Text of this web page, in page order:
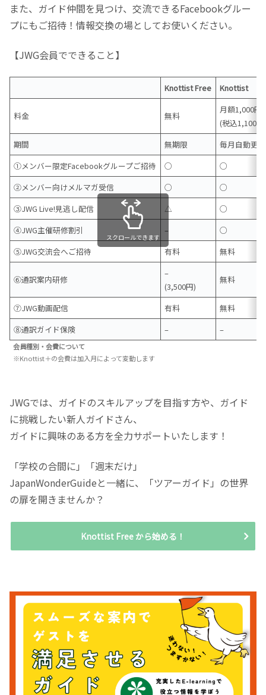
また、ガイド仲間を見つけ、交流できるFacebookグルー
プにもご招待！情報交換の場としてお使いください。
【JWG会員でできること】
Knottist Free Knottist
料金 無料
月額1,000円
(税込1,100
期間
無期限
毎月自動更新
①メンバー限定Facebookグループご招待
○
○
②メンバー向けメルマガ受信
○
○
③JWG Live!見逃し配信
△
○
④JWG主催研修割引
–
○
⑤JWG交流会へご招待
有料 無料
⑥通訳案内研修
–
(3,500円)
無料
⑦JWG動画配信 有料
無料
⑧通訳ガイド保険
– –
スクロールできます
会員種別・会費について
※Knottist＋の会費は加入月によって変動します
JWGでは、ガイドのスキルアップを目指す方や、ガイド
に挑戦したい新人ガイドさん、
ガイドに興味のある方を全力サポートいたします！
「学校の合間に」「週末だけ」
JapanWonderGuideと一緒に、「ツアーガイド」の世界
の扉を開きませんか？
Knottist Free から始める！